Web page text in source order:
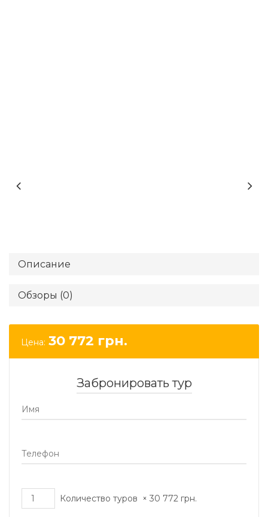
Описание
Обзоры (0)
Цена: 30 772 грн.
Забронировать тур
Количество туров × 30 772 грн.